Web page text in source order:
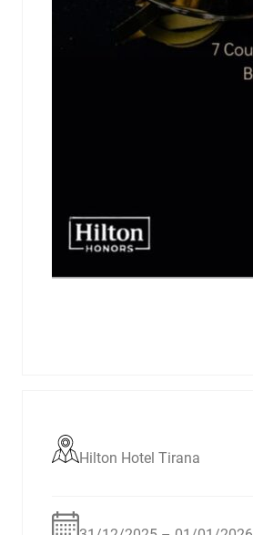
Hilton Hotel Tirana